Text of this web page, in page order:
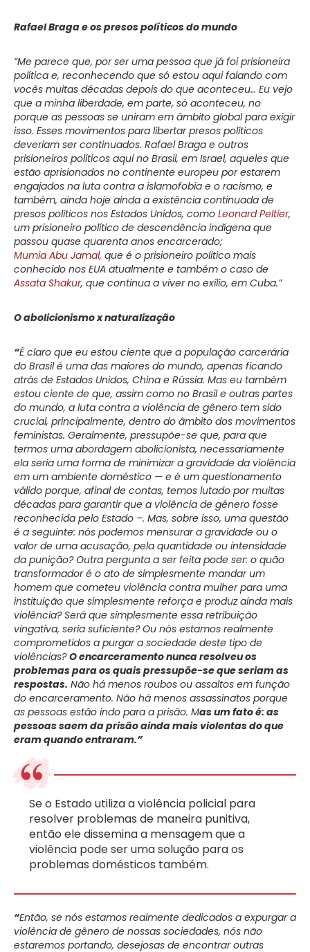
Rafael Braga e os presos políticos do mundo
“Me parece que, por ser uma pessoa que já foi prisioneira
política e, reconhecendo que só estou aqui falando com
vocês muitas décadas depois do que aconteceu… Eu vejo
que a minha liberdade, em parte, só aconteceu, no
porque as pessoas se uniram em âmbito global para exigir
isso. Esses movimentos para libertar presos políticos
deveriam ser continuados. Rafael Braga e outros
prisioneiros políticos aqui no Brasil, em Israel, aqueles que
estão aprisionados no continente europeu por estarem
engajados na luta contra a islamofobia e o racismo, e
também, ainda hoje ainda a existência continuada de
presos políticos nos Estados Unidos, como Leonard Peltier,
um prisioneiro político de descendência indígena que
passou quase quarenta anos encarcerado;
Mumia Abu Jamal, que é o prisioneiro politico mais
conhecido nos EUA atualmente e também o caso de
Assata Shakur, que continua a viver no exílio, em Cuba.”
O abolicionismo x naturalização
“É claro que eu estou ciente que a população carcerária
do Brasil é uma das maiores do mundo, apenas ficando
atrás de Estados Unidos, China e Rússia. Mas eu também
estou ciente de que, assim como no Brasil e outras partes
do mundo, a luta contra a violência de gênero tem sido
crucial, principalmente, dentro do âmbito dos movimentos
feministas. Geralmente, pressupõe-se que, para que
termos uma abordagem abolicionista, necessariamente
ela seria uma forma de minimizar a gravidade da violência
em um ambiente doméstico — e é um questionamento
válido porque, afinal de contas, temos lutado por muitas
décadas para garantir que a violência de gênero fosse
reconhecida pelo Estado –. Mas, sobre isso, uma questão
é a seguinte: nós podemos mensurar a gravidade ou o
valor de uma acusação, pela quantidade ou intensidade
da punição? Outra pergunta a ser feita pode ser: o quão
transformador é o ato de simplesmente mandar um
homem que cometeu violência contra mulher para uma
instituição que simplesmente reforça e produz ainda mais
violência? Será que simplesmente essa retribuição
vingativa, seria suficiente? Ou nós estamos realmente
comprometidos a purgar a sociedade deste tipo de
violências?O encarceramento nunca resolveu os
problemas para os quais pressupõe-se que seriam as
respostas. Não há menos roubos ou assaltos em função
do encarceramento. Não há menos assassinatos porque
as pessoas estão indo para a prisão. Mas um fato é: as
pessoas saem da prisão ainda mais violentas do que
eram quando entraram.”
Se o Estado utiliza a violência policial para
resolver problemas de maneira punitiva,
então ele dissemina a mensagem que a
violência pode ser uma solução para os
problemas domésticos também.
“Então, se nós estamos realmente dedicados a expurgar a
violência de gênero de nossas sociedades, nós não
estaremos portando, desejosas de encontrar outras